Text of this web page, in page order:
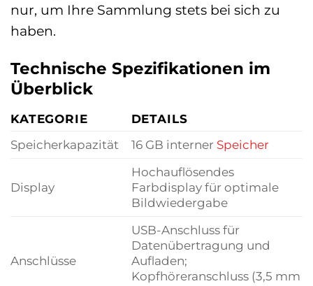
nur, um Ihre Sammlung stets bei sich zu
haben.
Technische Spezifikationen im
Überblick
KATEGORIE
DETAILS
Speicherkapazität
16 GB interner Speicher
Display
Hochauflösendes
Farbdisplay für optimale
Bildwiedergabe
Anschlüsse
USB-Anschluss für
Datenübertragung und
Aufladen;
Kopfhöreranschluss (3,5 mm